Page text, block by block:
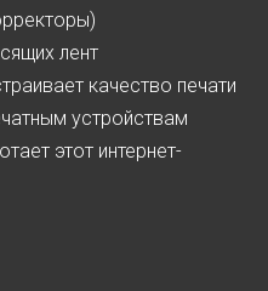
лент
качество печати
устройствам
этот интернет-